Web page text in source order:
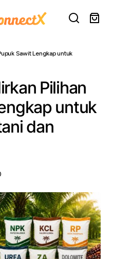
Sawit Lengkap untuk
Pilihan
untuk
dan